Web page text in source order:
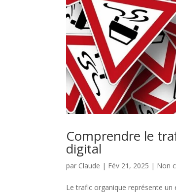
Comprendre le
digital
par Claude | Fév 21, 2025 | Non
Le trafic organique représente